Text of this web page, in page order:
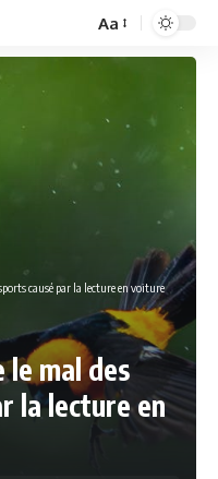
Font
Resizer
Aa
causé par la lecture en voiture
le mal des
la lecture en